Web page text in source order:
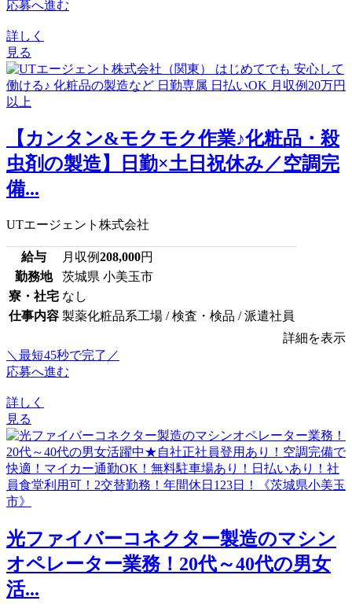
応募へ進む
詳しく
見る
【カンタン&モクモク作業♪化粧品・殺
虫剤の製造】日勤×土日祝休み／空調完
備...
UTエージェント株式会社
給与 月収例208,000円
勤務地
茨城県 小美玉市
寮・社宅 なし
仕事内容 製薬化粧品系工場 / 検査・検品 / 派遣社員
詳細を表示
＼最短45秒で完了／
応募へ進む
詳しく
見る
光ファイバーコネクター製造のマシン
オペレーター業務！20代～40代の男女
活...